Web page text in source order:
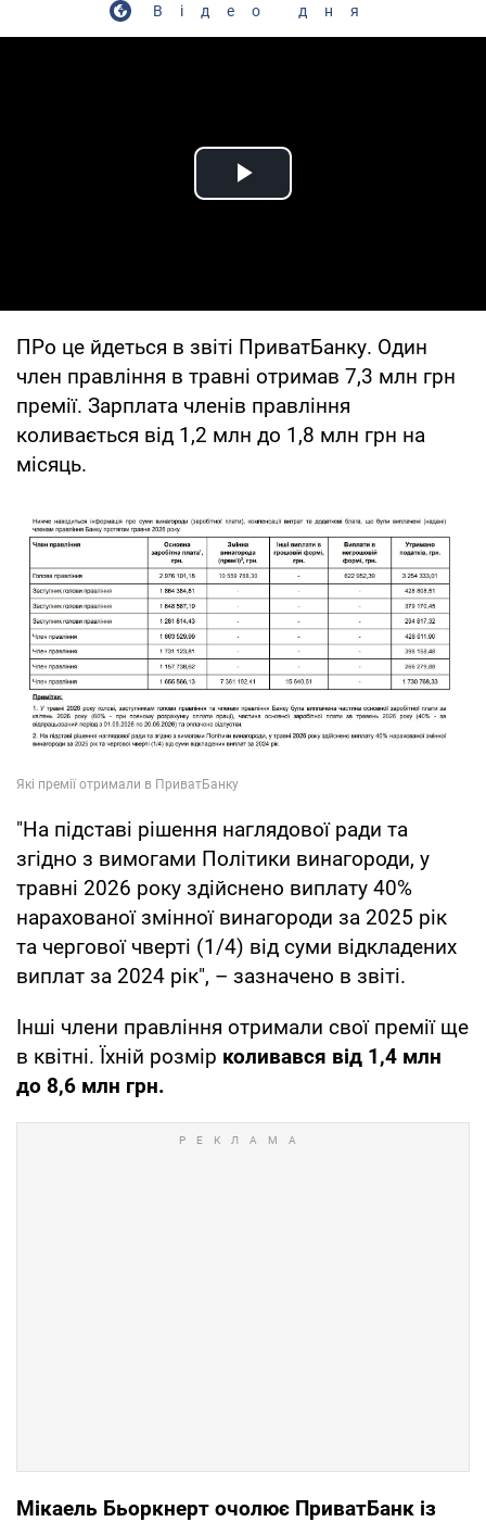
Відео дня
Play Video
ПРо це йдеться в звіті ПриватБанку. Один
член правління в травні отримав 7,3 млн грн
премії. Зарплата членів правління
коливається від 1,2 млн до 1,8 млн грн на
місяць.
"На підставі рішення наглядової ради та
згідно з вимогами Політики винагороди, у
травні 2026 року здійснено виплату 40%
нарахованої змінної винагороди за 2025 рік
та чергової чверті (1/4) від суми відкладених
виплат за 2024 рік", – зазначено в звіті.
Інші члени правління отримали свої премії ще
в квітні. Їхній розмір коливався від 1,4 млн
до 8,6 млн грн.
Мікаель Бьоркнерт очолює ПриватБанк із